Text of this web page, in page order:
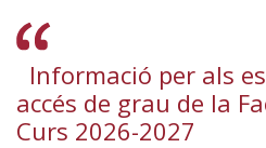
Informació per als
accés de grau de la
Curs 2026-2027